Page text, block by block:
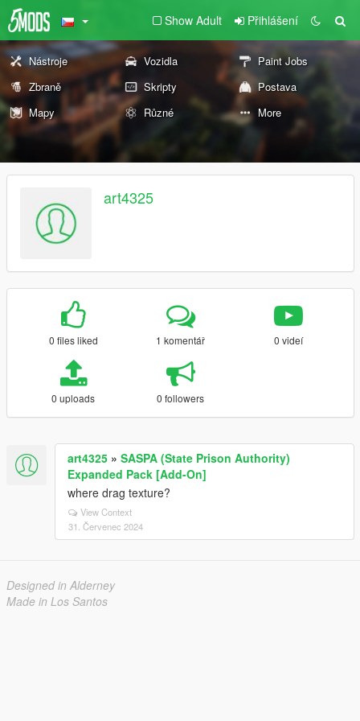
Show Adult Přihlášení
Nástroje Vozidla
Paint Jobs
Zbraně
Skripty
Postava
Mapy
Různé More
art4325
0 files liked 1 komentář 0 videí
0 uploads 0 followers
art4325 » SASPA (State Prison Authority)
Expanded Pack [Add-On]
where drag texture?
View Context
31. Červenec 2024
Designed in Alderney
Made in Los Santos